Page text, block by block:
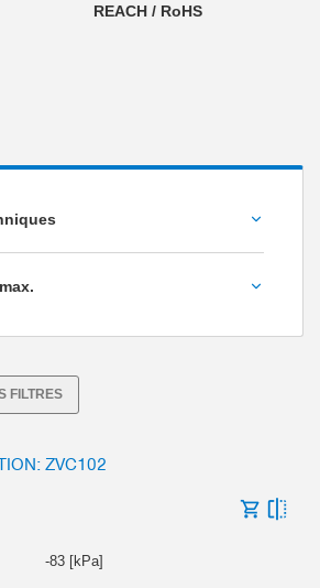
REACH / RoHS
[l/min]
FILTRES
ZVC102
-83 [kPa]